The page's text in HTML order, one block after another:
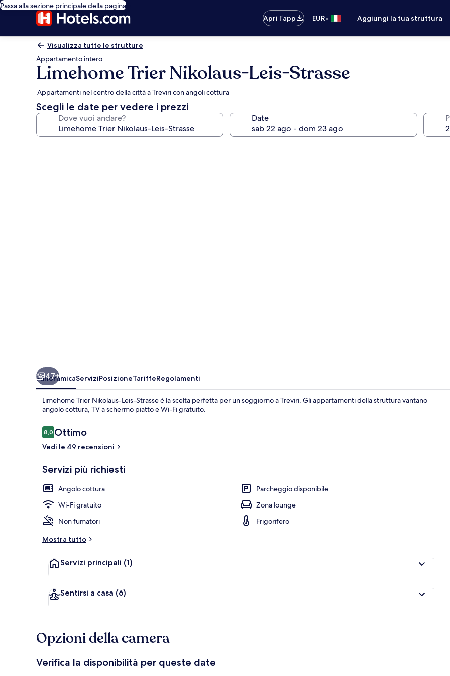
Passa alla sezione principale della pagina
Apri l’app
EUR• Aggiungi la tua struttura
Visualizza tutte le strutture
Appartamento intero
Limehome Trier Nikolaus-Leis-Strasse
Appartamenti nel centro della città a Treviri con angoli cottura
Scegli le date per vedere i prezzi
Dove vuoi andare? Date
Suite XL with sofa bed | Wi-Fi gratuito, lenzuola
Suite L
47+
PanoramicaServiziPosizioneTariffeRegolamenti
Limehome Trier Nikolaus-Leis-Strasse è la scelta perfetta per un soggiorno a Treviri. Gli appartamenti della struttura vantano
angolo cottura, TV a schermo piatto e Wi-Fi gratuito.
Recensioni
8,08,0 su 10
Ottimo
Vedi le 49 recensioni
Servizi più richiesti
Angolo cottura
Parcheggio disponibile
Wi-Fi gratuito
Zona lounge
Non fumatori
Frigorifero
Mostra tutto
Servizi principali (1)
Sentirsi a casa (6)
Opzioni della camera
Verifica la disponibilità per queste date